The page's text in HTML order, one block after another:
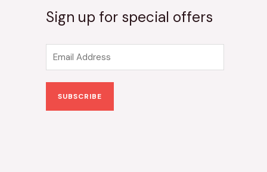
Sign up for special offers
m
a
SUBSCRIBE